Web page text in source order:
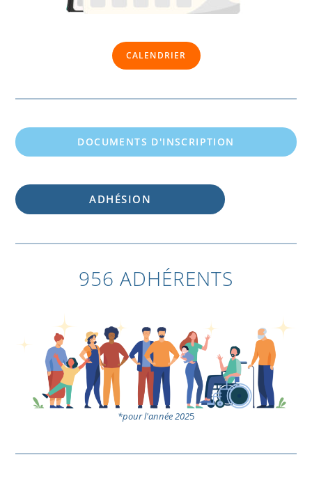
CALENDRIER
DOCUMENTS D'INSCRIPTION
ADHÉSION
956 ADHÉRENTS
*pour l'année 2025